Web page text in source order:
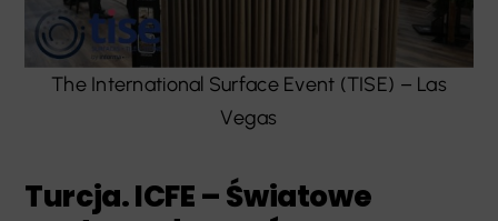
The International Surface Event (TISE) – Las
Vegas
Turcja. ICFE – Światowe